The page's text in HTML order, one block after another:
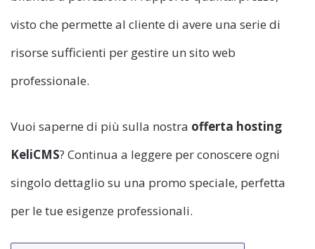
visto che permette al cliente di avere una serie di
risorse sufficienti per gestire un sito web
professionale.
Vuoi saperne di più sulla nostra offerta hosting
KeliCMS? Continua a leggere per conoscere ogni
singolo dettaglio su una promo speciale, perfetta
per le tue esigenze professionali.